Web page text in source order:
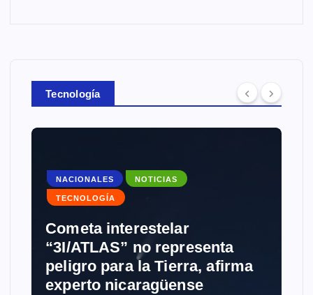
Tecnología
NACIONALES NOTICIAS
TECNOLOGÍA
Cometa interestelar
“3I/ATLAS” no representa
peligro para la Tierra, afirma
experto nicaragüense